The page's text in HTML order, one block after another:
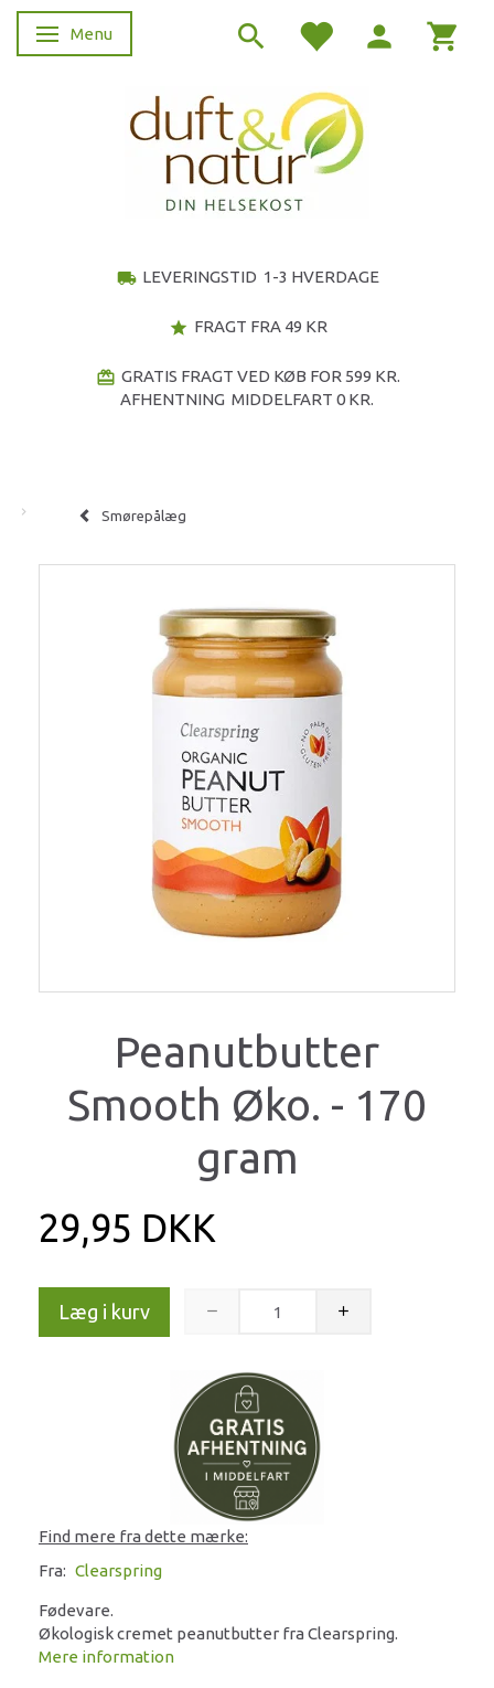
Skifte navigation
Menu
local_shipping LEVERINGSTID 1-3 HVERDAGE
star FRAGT FRA 49 KR
redeem GRATIS FRAGT VED KØB FOR 599 KR.
AFHENTNING MIDDELFART 0 KR.
Smørepålæg
Peanutbutter
Smooth Øko. - 170
gram
29,95 DKK
Læg i kurv
Find mere fra dette mærke:
Fra: Clearspring
Fødevare.
Økologisk cremet peanutbutter fra Clearspring.
Mere information